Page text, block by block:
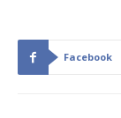
Facebook